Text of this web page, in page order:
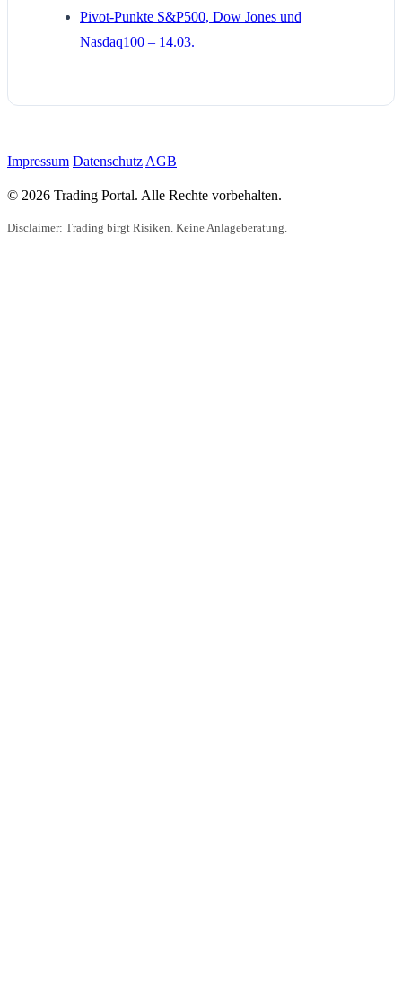
Pivot-Punkte S&P500, Dow Jones und
Nasdaq100 – 14.03.
Impressum Datenschutz AGB
© 2026 Trading Portal. Alle Rechte vorbehalten.
Disclaimer: Trading birgt Risiken. Keine Anlageberatung.